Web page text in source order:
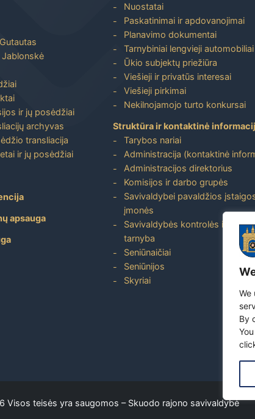
We
By
Jablonskė
ir jų posėdžiai
archyvas
transliacija
ir jų posėdžiai
apsauga
Nuostatai
Paskatinimai ir apdovanojimai
Planavimo dokumentai
Tarnybiniai lengvieji automobiliai
Ūkio subjektų priežiūra
Viešieji ir privatūs interesai
Viešieji pirkimai
Nekilnojamojo turto konkursai
Struktūra ir kontaktinė
Tarybos nariai
Administracija (kontaktinė
Administracijos direktorius
Komisijos ir darbo grupės
Savivaldybei pavaldžios
įmonės
Savivaldybės kontrolės ir audito
tarnyba
Seniūnaičiai
Seniūnijos
Skyriai
Visos teisės yra saugomos – Skuodo rajono savivaldybė